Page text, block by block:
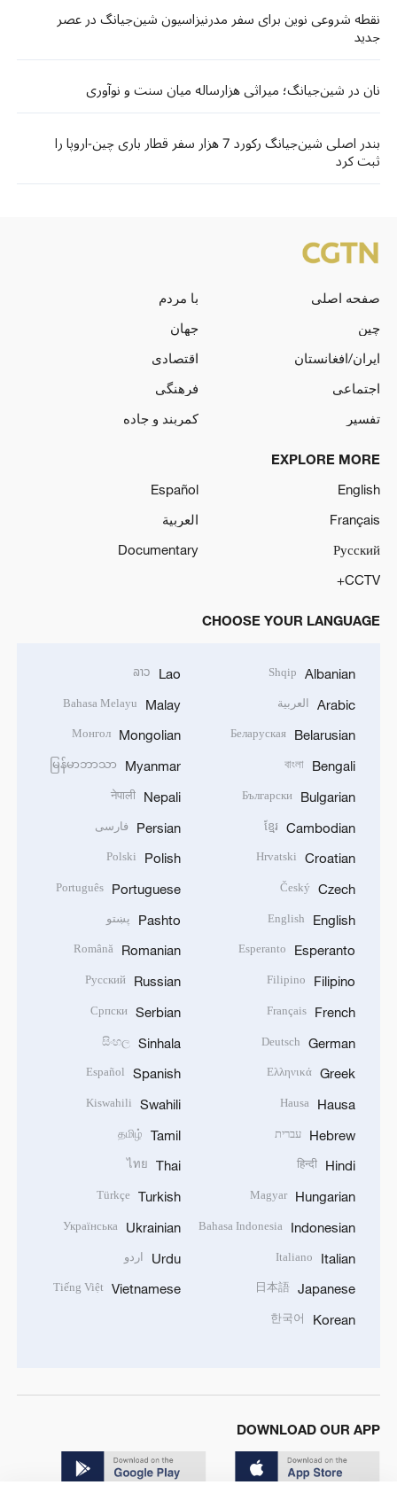
نقطه شروعی نوین برای سفر مدرنیزاسیون شین‌جیانگ در عصر
جدید
نان در شین‌جیانگ؛ میراثی هزارساله میان سنت و نوآوری
بندر اصلی شین‌جیانگ رکورد 7 هزار سفر قطار باری چین-اروپا را
ثبت کرد
صفحه اصلی
با مردم
چین
جهان
ایران/افغانستان
اقتصادی
اجتماعی
فرهنگی
تفسیر
کمربند و جاده
EXPLORE MORE
English
Español
Français
العربية
Русский
Documentary
CCTV+
CHOOSE YOUR LANGUAGE
Albanian
Shqip
Arabic العربية
Belarusian
Беларуская
Bengali
বাংলা
Bulgarian
Български
Cambodian
ខ្មែរ
Croatian
Hrvatski
Czech
Český
English
English
Esperanto
Esperanto
Filipino
Filipino
French
Français
German
Deutsch
Greek
Ελληνικά
Hausa
Hausa
Hebrew עברית
Hindi
हिन्दी
Hungarian
Magyar
Indonesian
Bahasa Indonesia
Italian
Italiano
Japanese
日本語
Korean
한국어
Lao
ລາວ
Malay
Bahasa Melayu
Mongolian
Монгол
Myanmar
မြန်မာဘာသာ
Nepali
नेपाली
Persian فارسی
Polish
Polski
Portuguese
Português
Pashto پښتو
Romanian
Română
Russian
Русский
Serbian
Српски
Sinhala
සිංහල
Spanish
Español
Swahili
Kiswahili
Tamil
தமிழ்
Thai
ไทย
Turkish
Türkçe
Ukrainian
Українська
Urdu اردو
Vietnamese
Tiếng Việt
DOWNLOAD OUR APP